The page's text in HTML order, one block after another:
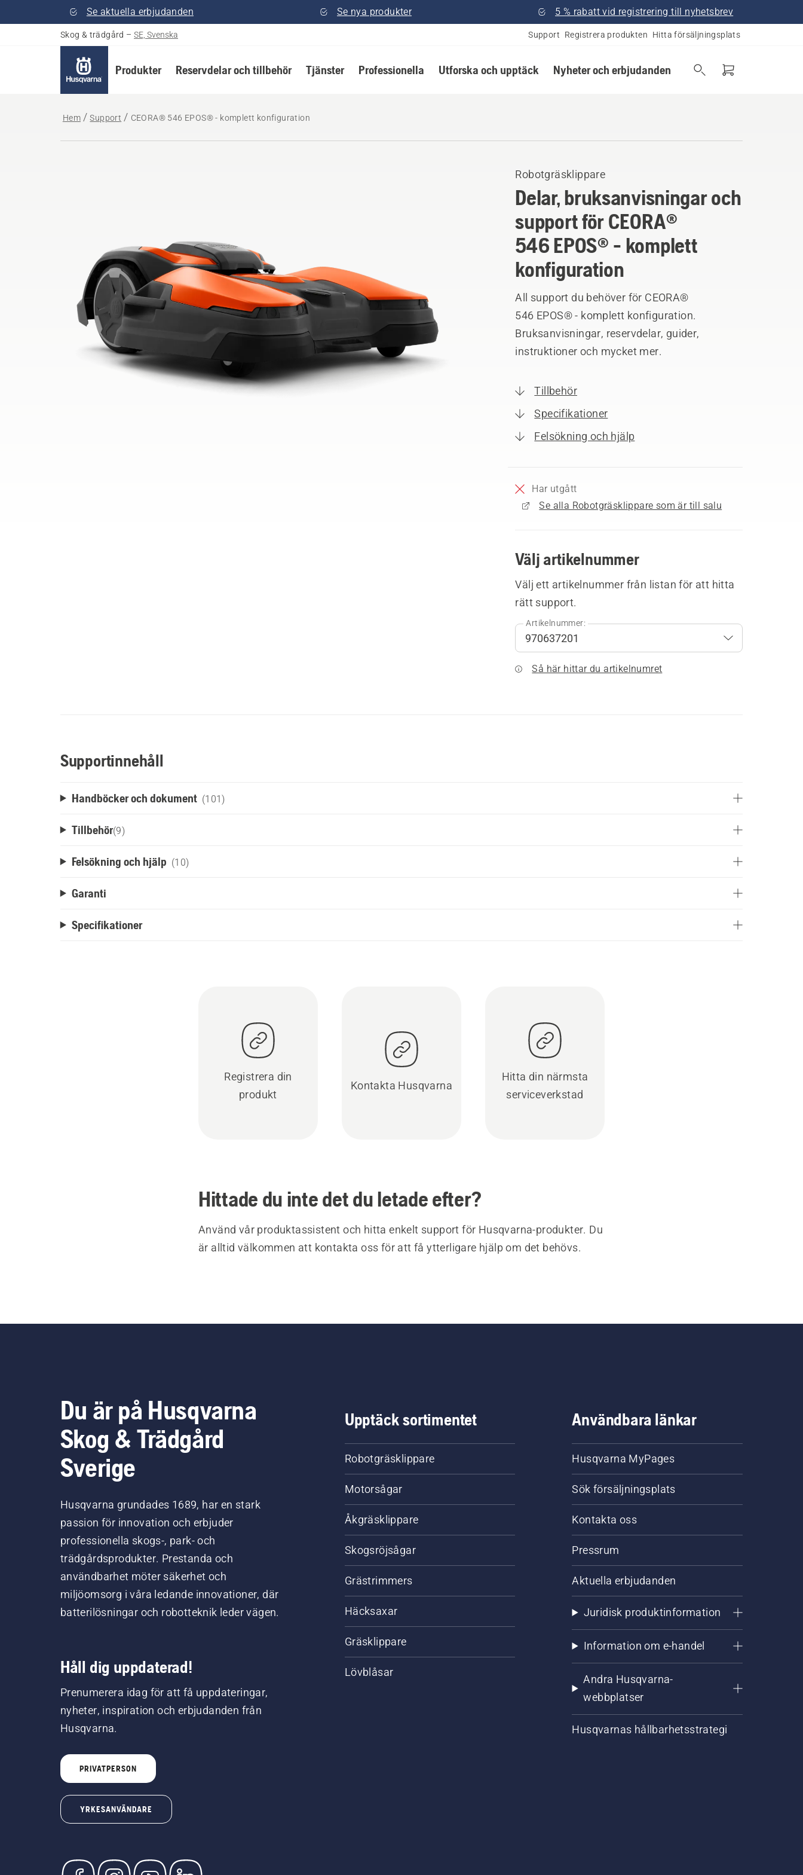
Se aktuella erbjudanden Se nya produkter 5 % rabatt vid registrering till nyhetsbrev
Skog & trädgård – SE, Svenska Support Registrera produkten Hitta försäljningsplats
Produkter Reservdelar och tillbehör Tjänster Professionella Utforska och upptäck Nyheter och erbjudanden
Hem Support CEORA® 546 EPOS® - komplett konfiguration
Robotgräsklippare
Delar, bruksanvisningar och
support för CEORA®
546 EPOS® - komplett
konfiguration
All support du behöver för CEORA®
546 EPOS® - komplett konfiguration.
Bruksanvisningar, reservdelar, guider,
instruktioner och mycket mer.
Tillbehör
Specifikationer
Felsökning och hjälp
Har utgått
Se alla Robotgräsklippare som är till salu
Välj artikelnummer
Välj ett artikelnummer från listan för att hitta
rätt support.
Artikelnummer:
Så här hittar du artikelnumret
Supportinnehåll
Handböcker och dokument (101)
Tillbehör(9)
Felsökning och hjälp (10)
Garanti
Specifikationer
Registrera din
produkt
Kontakta Husqvarna
Hitta din närmsta
serviceverkstad
Hittade du inte det du letade efter?
Använd vår produktassistent och hitta enkelt support för Husqvarna-produkter. Du
är alltid välkommen att kontakta oss för att få ytterligare hjälp om det behövs.
Du är på Husqvarna
Skog & Trädgård
Sverige
Husqvarna grundades 1689, har en stark
passion för innovation och erbjuder
professionella skogs-, park- och
trädgårdsprodukter. Prestanda och
användbarhet möter säkerhet och
miljöomsorg i våra ledande innovationer, där
batterilösningar och robotteknik leder vägen.
Håll dig uppdaterad!
Prenumerera idag för att få uppdateringar,
nyheter, inspiration och erbjudanden från
Husqvarna.
PRIVATPERSON
YRKESANVÄNDARE
Upptäck sortimentet
Robotgräsklippare
Motorsågar
Åkgräsklippare
Skogsröjsågar
Grästrimmers
Häcksaxar
Gräsklippare
Lövblåsar
Användbara länkar
Husqvarna MyPages
Sök försäljningsplats
Kontakta oss
Pressrum
Aktuella erbjudanden
Juridisk produktinformation
Information om e-handel
Andra Husqvarna-
webbplatser
Husqvarnas hållbarhetsstrategi